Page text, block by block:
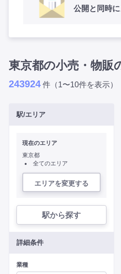
公開と同時に
東京都の小売・物販
243924 件（1〜10件を表示）
駅/エリア
現在のエリア
東京都
全てのエリア
エリアを変更する
駅から探す
詳細条件
業種